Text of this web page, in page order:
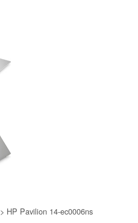
> HP Pavilion 14-ec0006ns